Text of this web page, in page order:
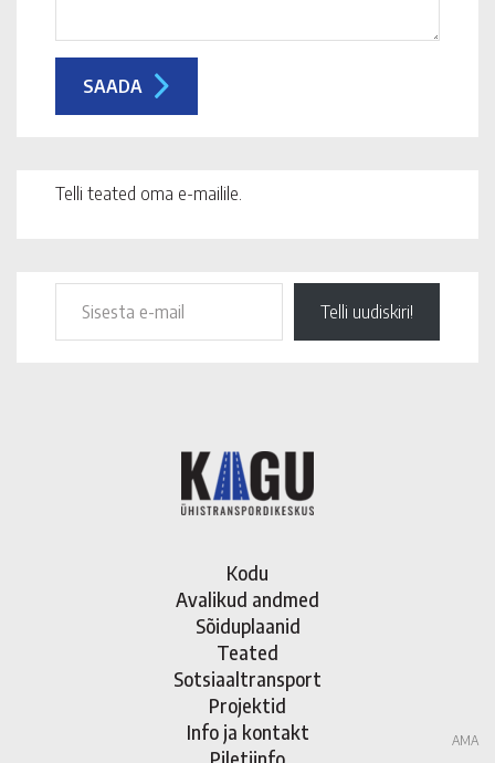
Telli teated oma e-mailile.
Telli uudiskiri!
Kodu
Avalikud andmed
Sõiduplaanid
Teated
Sotsiaaltransport
Projektid
Info ja kontakt
AMA